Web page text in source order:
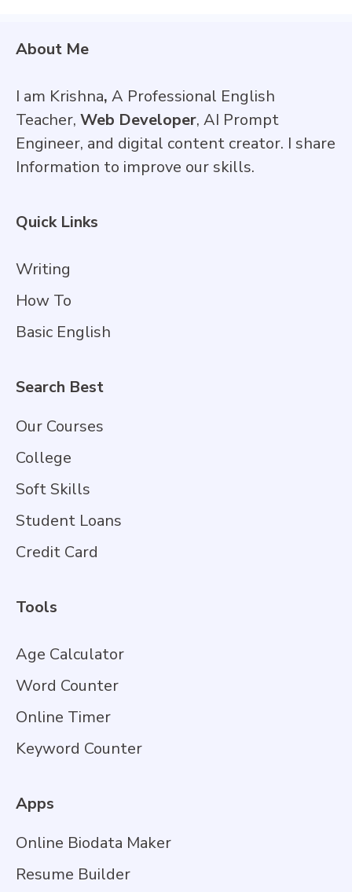
About Me
I am Krishna, A Professional English
Teacher, Web Developer, AI Prompt
Engineer, and digital content creator. I share
Information to improve our skills.
Quick Links
Writing
How To
Basic English
Search Best
Our Courses
College
Soft Skills
Student Loans
Credit Card
Tools
Age Calculator
Word Counter
Online Timer
Keyword Counter
Apps
Online Biodata Maker
Resume Builder